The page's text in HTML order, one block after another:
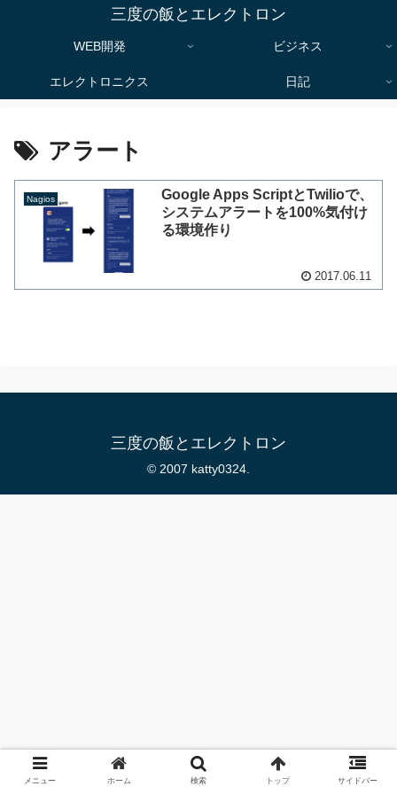
三度の飯とエレクトロン
WEB開発 ビジネス
エレクトロニクス 日記
アラート
Nagios
Google Apps ScriptとTwilioで、
システムアラートを100%気付け
る環境作り
2017.06.11
三度の飯とエレクトロン
© 2007 katty0324.
メニュー ホーム 検索 トップ サイドバー